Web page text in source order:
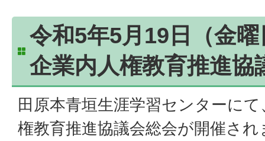
令和5年5月19日（金
企業内人権教育推進協
田原本青垣生涯学習センターに
権教育推進協議会総会が開催さ